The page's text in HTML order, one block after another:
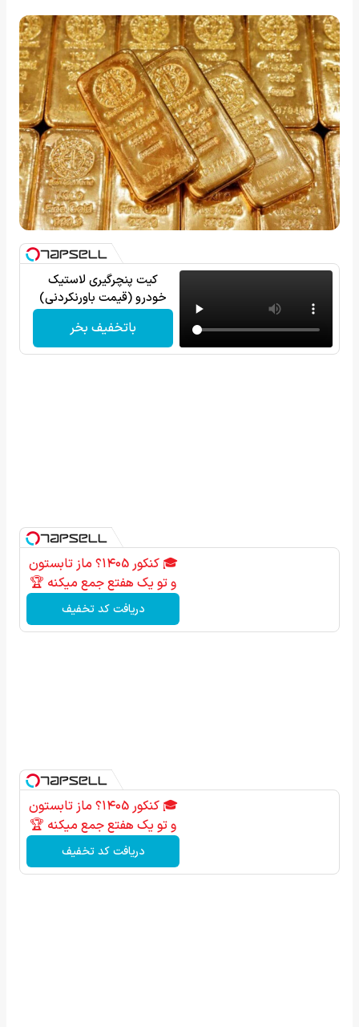
کیت پنچرگیری لاستیک
خودرو (قیمت باورنکردنی)
باتخفیف بخر
🎓 کنکور ۱۴۰5؟ ماز تابستون
و تو یک هفتع جمع میکنه 🏆
دریافت کد تخفیف
🎓 کنکور ۱۴۰5؟ ماز تابستون
و تو یک هفتع جمع میکنه 🏆
دریافت کد تخفیف